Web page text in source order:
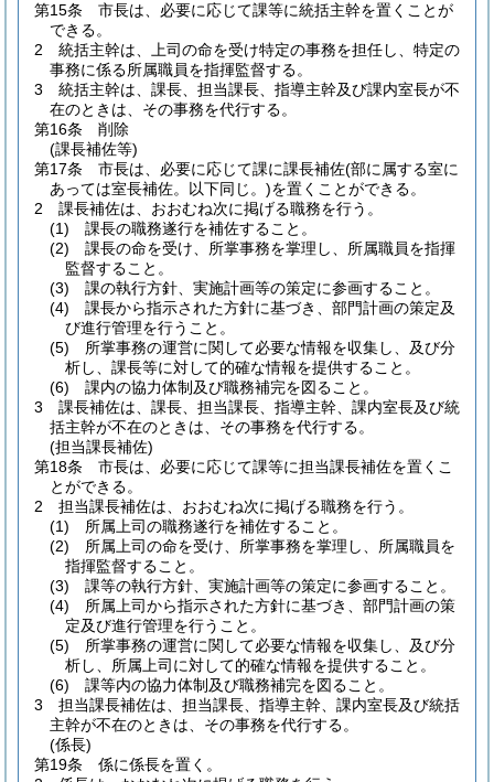
第15条
市長は、必要に応じて課等に統括主幹を置くことが
できる。
2
統括主幹は、上司の命を受け特定の事務を担任し、特定の
事務に係る所属職員を指揮監督する。
3
統括主幹は、課長、担当課長、指導主幹及び課内室長が不
在のときは、その事務を代行する。
第16条
削除
(課長補佐等)
第17条
市長は、必要に応じて課に課長補佐(部に属する室に
あっては室長補佐。以下同じ。)を置くことができる。
2
課長補佐は、おおむね次に掲げる職務を行う。
(1)
課長の職務遂行を補佐すること。
(2)
課長の命を受け、所掌事務を掌理し、所属職員を指揮
監督すること。
(3)
課の執行方針、実施計画等の策定に参画すること。
(4)
課長から指示された方針に基づき、部門計画の策定及
び進行管理を行うこと。
(5)
所掌事務の運営に関して必要な情報を収集し、及び分
析し、課長等に対して的確な情報を提供すること。
(6)
課内の協力体制及び職務補完を図ること。
3
課長補佐は、課長、担当課長、指導主幹、課内室長及び統
括主幹が不在のときは、その事務を代行する。
(担当課長補佐)
第18条
市長は、必要に応じて課等に担当課長補佐を置くこ
とができる。
2
担当課長補佐は、おおむね次に掲げる職務を行う。
(1)
所属上司の職務遂行を補佐すること。
(2)
所属上司の命を受け、所掌事務を掌理し、所属職員を
指揮監督すること。
(3)
課等の執行方針、実施計画等の策定に参画すること。
(4)
所属上司から指示された方針に基づき、部門計画の策
定及び進行管理を行うこと。
(5)
所掌事務の運営に関して必要な情報を収集し、及び分
析し、所属上司に対して的確な情報を提供すること。
(6)
課等内の協力体制及び職務補完を図ること。
3
担当課長補佐は、担当課長、指導主幹、課内室長及び統括
主幹が不在のときは、その事務を代行する。
(係長)
第19条
係に係長を置く。